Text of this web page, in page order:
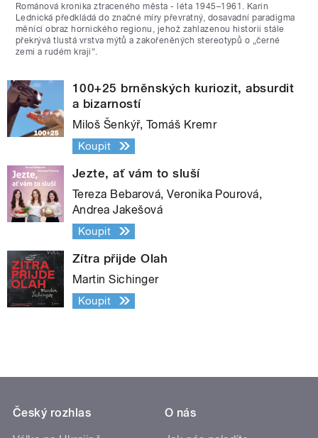
Románová kronika ztraceného města - léta 1945–1961. Karin
Lednická předkládá do značné míry převratný, dosavadní paradigma
měnící obraz hornického regionu, jehož zahlazenou historii stále
překrývá tlustá vrstva mýtů a zakořeněných stereotypů o „černé
zemi a rudém kraji“.
100+25 brněnských kuriozit, absurdit
a bizarností
Miloš Šenkýř, Tomáš Kremr
Koupit
Jezte, ať vám to sluší
Tereza Bebarová, Veronika Pourová,
Andrea Jakešová
Koupit
Zítra přijde Olah
Martin Sichinger
Koupit
Český rozhlas
O nás